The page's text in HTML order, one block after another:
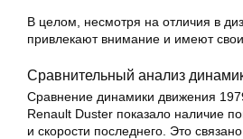
В целом, несмотря на отличия в
привлекают внимание и имеют
Сравнительный анализ
Сравнение динамики движения
Renault Duster показало наличие
и скорости последнего. Это